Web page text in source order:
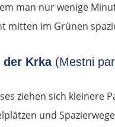
man nur wenige
mitten im Grünen
der Krka(Mestni
ziehen sich kleinere
und